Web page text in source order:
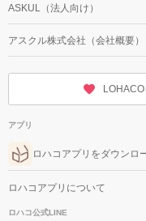
ASKUL（法人向け）
アスクル株式会社（会社概要）
アプリ
ロハコアプリをダウンロ
ロハコアプリについて
ロハコ公式LINE